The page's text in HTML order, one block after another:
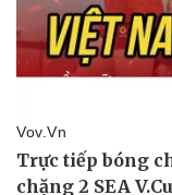
Pháp luật
Vụ án